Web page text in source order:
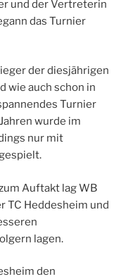
und der Vertreterin
das Turnier
der diesjährigen
wie auch schon in
Turnier
wurde im
nur mit
Auftakt lag WB
TC Heddesheim und
lagen.
den